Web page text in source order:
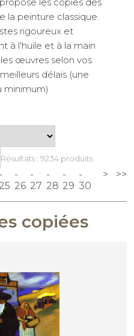
les copies des
la peinture classique.
rigoureux et
à l'huile et à la main
œuvres selon vos
délais (une
minimum)
Résultats : 9234 produits
25 26 27 28 29 30
> >>
copiées